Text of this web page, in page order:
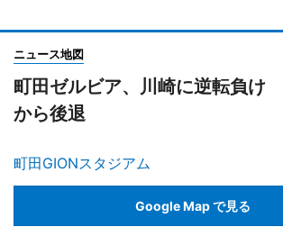
ニュース地図
町田ゼルビア、川崎に逆転負け
から後退
町田GIONスタジアム
Google Map で見る